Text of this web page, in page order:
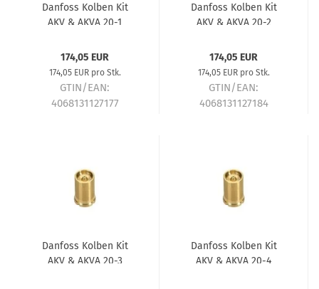
Danfoss Kolben Kit
AKV & AKVA 20-1
174,05 EUR
174,05 EUR pro Stk.
GTIN/EAN:
4068131127177
Danfoss Kolben Kit
AKV & AKVA 20-2
174,05 EUR
174,05 EUR pro Stk.
GTIN/EAN:
4068131127184
Danfoss Kolben Kit
AKV & AKVA 20-3
Danfoss Kolben Kit
AKV & AKVA 20-4